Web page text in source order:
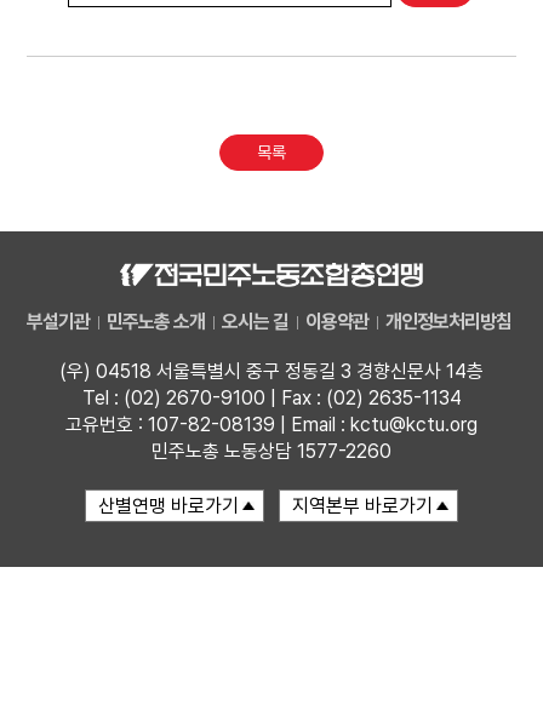
목록
부설기관 민주노총 소개 오시는 길 이용약관 개인정보처리방침
(우) 04518 서울특별시 중구 정동길 3 경향신문사 14층
Tel : (02) 2670-9100 | Fax : (02) 2635-1134
고유번호 : 107-82-08139 | Email : kctu@kctu.org
민주노총 노동상담 1577-2260
찾아보기